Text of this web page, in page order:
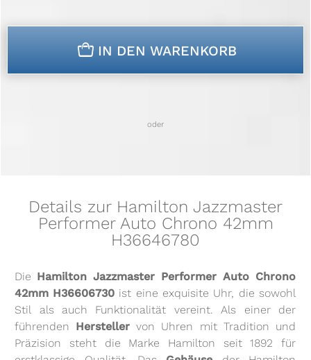
n IN DEN WARENKORB
oder
Details zur Hamilton Jazzmaster
Performer Auto Chrono 42mm
H36646780
Die Hamilton Jazzmaster Performer Auto Chrono
42mm H36606730 ist eine exquisite Uhr, die sowohl
Stil als auch Funktionalität vereint. Als einer der
führenden Hersteller von Uhren mit Tradition und
Präzision steht die Marke Hamilton seit 1892 für